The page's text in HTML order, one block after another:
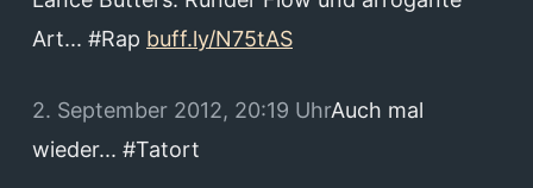
Art... #Rap buff.ly/N75tAS
2. September 2012, 20:19 UhrAuch mal
wieder... #Tatort